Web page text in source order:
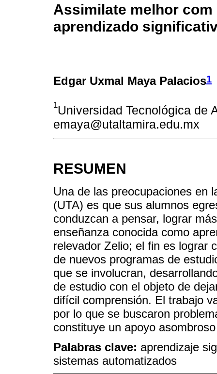
Assimilate melhor
aprendizado
Edgar Uxmal Maya Palacios1
1Universidad Tecnológica de
emaya@utaltamira.edu.mx
RESUMEN
Una de las preocupaciones en
(UTA) es que sus alumnos
conduzcan a pensar, lograr
enseñanza conocida como
relevador Zelio; el fin es lograr
de nuevos programas de
que se involucran,
de estudio con el objeto de
difícil comprensión. El trabajo
por lo que se buscaron
constituye un apoyo
Palabras clave: aprendizaje
sistemas automatizados